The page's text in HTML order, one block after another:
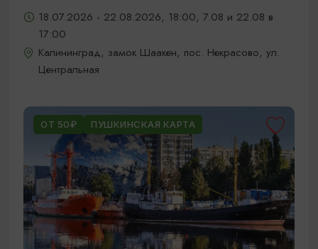
18.07.2026 - 22.08.2026, 18:00, 7.08 и 22.08 в
17:00
Калининград, замок Шаакен, пос. Некрасово, ул.
Центральная
ОТ 50₽ ПУШКИНСКАЯ КАРТА